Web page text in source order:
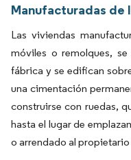
Manufacturadas de
Las viviendas
móviles o remolques,
fábrica y se edifican
una cimentación
construirse con ruedas,
hasta el lugar de
o arrendado al